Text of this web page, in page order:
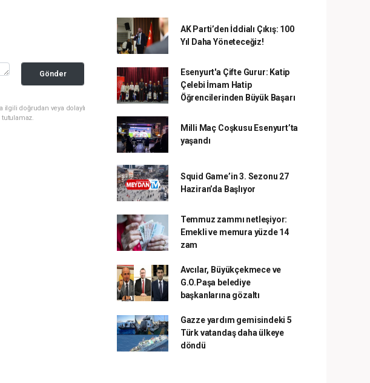
Gönder
ilgili doğrudan veya dolaylı
AK Parti’den İddialı Çıkış: 100
Yıl Daha Yöneteceğiz!
Esenyurt'a Çifte Gurur: Katip
Çelebi İmam Hatip
Öğrencilerinden Büyük Başarı
Milli Maç Coşkusu Esenyurt’ta
yaşandı
Squid Game’in 3. Sezonu 27
Haziran’da Başlıyor
Temmuz zammı netleşiyor:
Emekli ve memura yüzde 14
zam
Avcılar, Büyükçekmece ve
G.O.Paşa belediye
başkanlarına gözaltı
Gazze yardım gemisindeki 5
Türk vatandaş daha ülkeye
döndü